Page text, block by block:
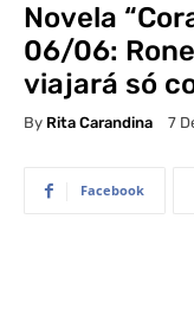
Novela
06/06:
viajará só
By Rita Carandina 7
Facebook